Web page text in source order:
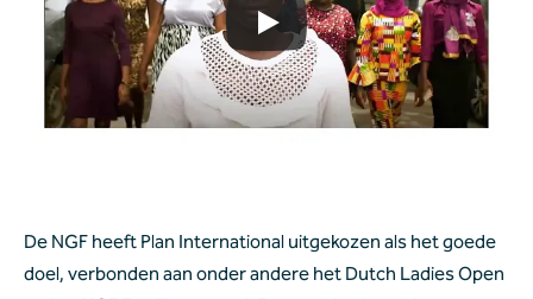
De NGF heeft Plan International uitgekozen als het goede
doel, verbonden aan onder andere het Dutch Ladies Open